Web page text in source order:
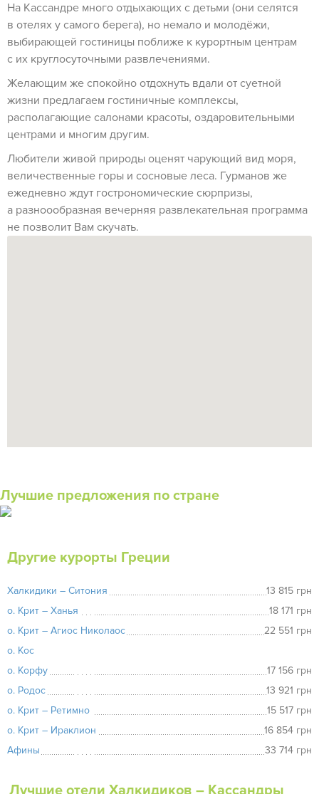
На Кассандре много отдыхающих с детьми (они селятся
в отелях у самого берега), но немало и молодёжи,
выбирающей гостиницы поближе к курортным центрам
с их круглосуточными развлечениями.
Желающим же спокойно отдохнуть вдали от суетной
жизни предлагаем гостиничные комплексы,
располагающие салонами красоты, оздаровительными
центрами и многим другим.
Любители живой природы оценят чарующий вид моря,
величественные горы и сосновые леса. Гурманов же
ежедневно ждут гострономические сюрпризы,
а разноообразная вечерняя развлекательная программа
не позволит Вам скучать.
Лучшие предложения по стране
Другие курорты Греции
Халкидики – Ситония
13 815 грн
о. Крит – Ханья
18 171 грн
о. Крит – Агиос Николаос
22 551 грн
о. Кос
о. Корфу
17 156 грн
о. Родос
13 921 грн
о. Крит – Ретимно
15 517 грн
о. Крит – Ираклион
16 854 грн
Афины
33 714 грн
Лучшие отели Халкидиков – Кассандры